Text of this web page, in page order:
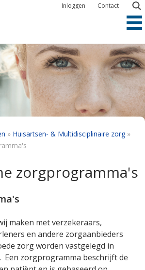
Inloggen Contact
Huisartsen- & Multidisciplinaire zorg
zorgprogramma's
maken met verzekeraars,
en andere zorgaanbieders
zorg worden vastgelegd in
Een zorgprogramma beschrijft de